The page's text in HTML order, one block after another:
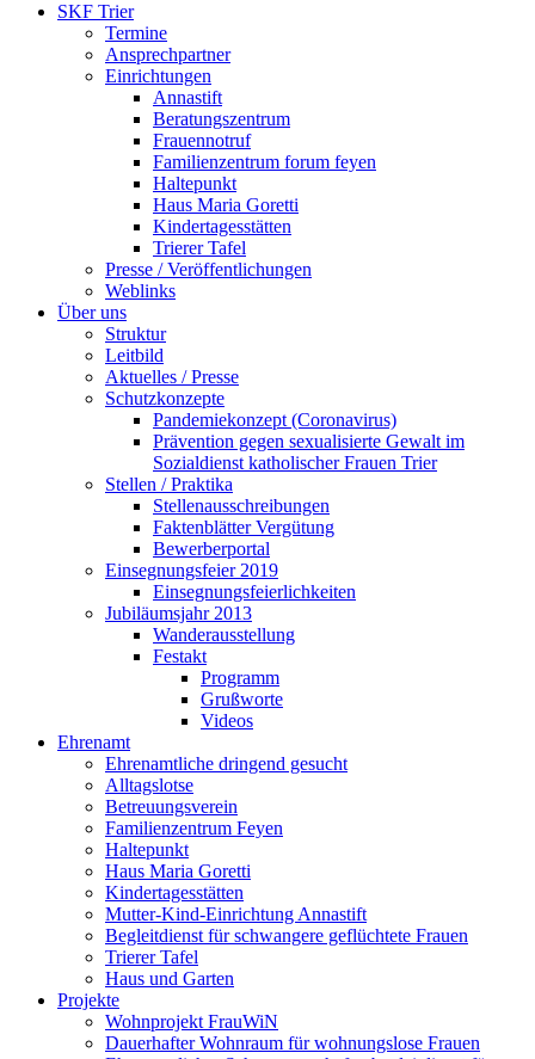
SKF Trier
Termine
Ansprechpartner
Einrichtungen
Annastift
Beratungszentrum
Frauennotruf
Familienzentrum forum feyen
Haltepunkt
Haus Maria Goretti
Kindertagesstätten
Trierer Tafel
Presse / Veröffentlichungen
Weblinks
Über uns
Struktur
Leitbild
Aktuelles / Presse
Schutzkonzepte
Pandemiekonzept (Coronavirus)
Prävention gegen sexualisierte Gewalt im
Sozialdienst katholischer Frauen Trier
Stellen / Praktika
Stellenausschreibungen
Faktenblätter Vergütung
Bewerberportal
Einsegnungsfeier 2019
Einsegnungsfeierlichkeiten
Jubiläumsjahr 2013
Wanderausstellung
Festakt
Programm
Grußworte
Videos
Ehrenamt
Ehrenamtliche dringend gesucht
Alltagslotse
Betreuungsverein
Familienzentrum Feyen
Haltepunkt
Haus Maria Goretti
Kindertagesstätten
Mutter-Kind-Einrichtung Annastift
Begleitdienst für schwangere geflüchtete Frauen
Trierer Tafel
Haus und Garten
Projekte
Wohnprojekt FrauWiN
Dauerhafter Wohnraum für wohnungslose Frauen